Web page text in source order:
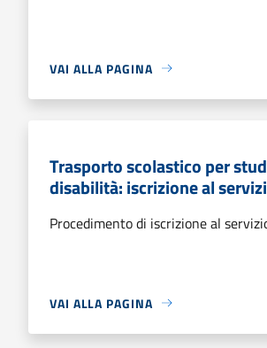
VAI ALLA PAGINA
Trasporto scolastico per
disabilità: iscrizione al
Procedimento di iscrizione al
VAI ALLA PAGINA